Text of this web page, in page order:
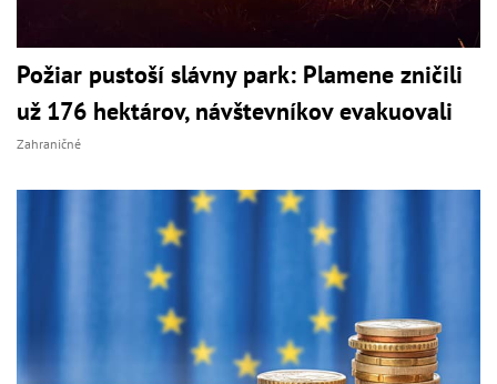
Požiar pustoší slávny park: Plamene zničili
už 176 hektárov, návštevníkov evakuovali
Zahraničné